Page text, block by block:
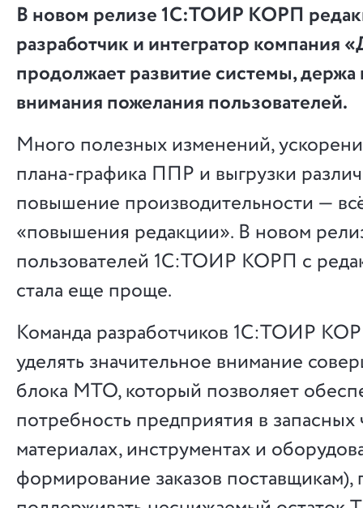
В новом релизе 1С:ТОИР КОРП
разработчик и интегратор компания
продолжает развитие системы, держа
внимания пожелания пользователей.
Много полезных изменений,
плана-графика ППР и выгрузки
повышение производительности —
«повышения редакции». В новом
пользователей 1С:ТОИР КОРП с
стала еще проще.
Команда разработчиков 1С:ТОИР
уделять значительное внимание
блока МТО, который позволяет
потребность предприятия в запасных
материалах, инструментах и
формирование заказов поставщикам),